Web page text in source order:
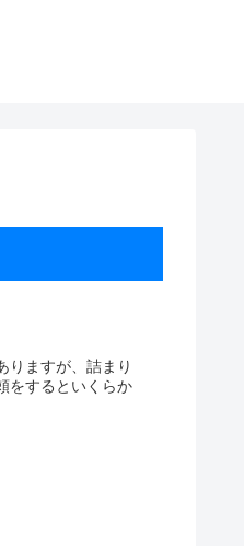
りますが、詰まり
をするといくらか